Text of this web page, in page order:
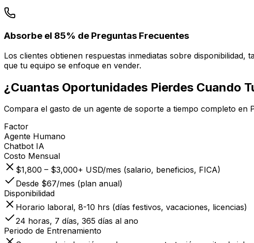
Absorbe el 85% de Preguntas Frecuentes
Los clientes obtienen respuestas inmediatas sobre
que tu equipo se enfoque en vender.
¿Cuantas Oportunidades Pierdes Cuando
Compara el gasto de un agente de soporte a tiempo completo
Factor
Agente Humano
Chatbot IA
Costo Mensual
$1,800 – $3,000+ USD/mes (salario, beneficios, FICA)
Desde $67/mes (plan anual)
Disponibilidad
Horario laboral, 8-10 hrs (días festivos, vacaciones, licencias)
24 horas, 7 días, 365 días al ano
Periodo de Entrenamiento